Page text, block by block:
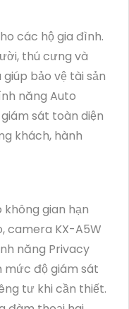
các hộ gia đình.
thú cưng và
bảo vệ tài sản
năng Auto
sát toàn diện
khách, hành
gian hạn
camera KX-A5W
năng Privacy
mức độ giám sát
tư khi cần thiết.